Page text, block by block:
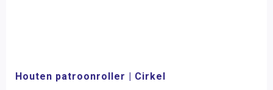
Houten patroonroller | Cirkel